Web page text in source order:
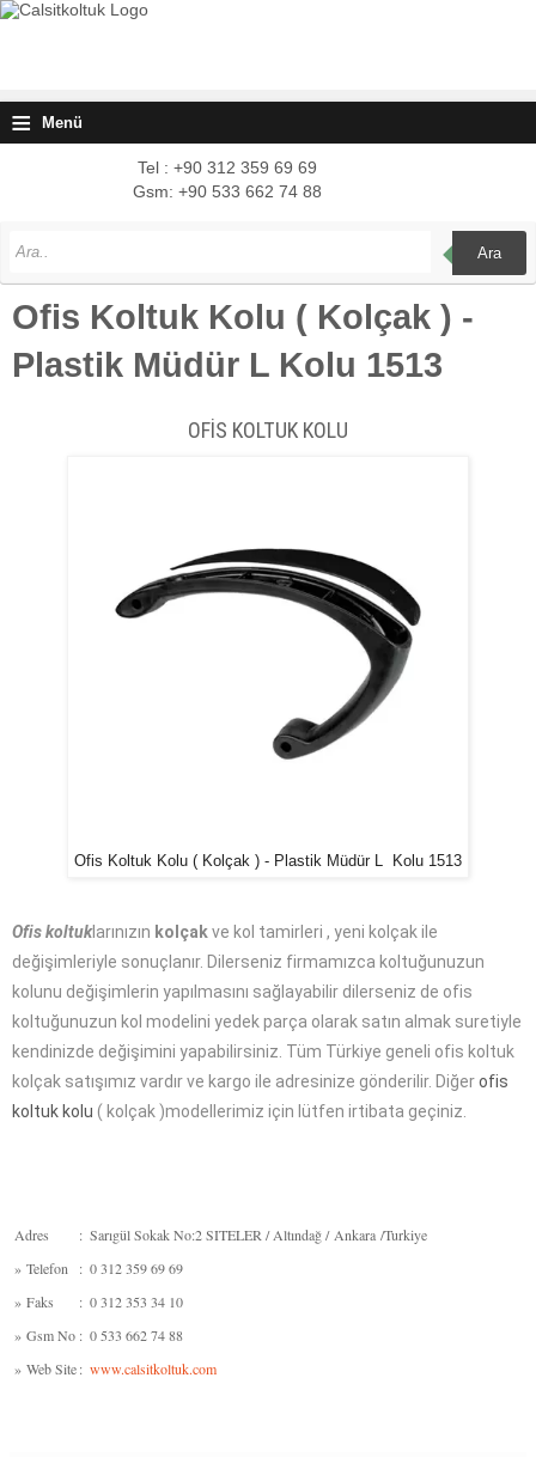
≡ Menü
Tel : +90 312 359 69 69
Gsm: +90 533 662 74 88
Ara
Ofis Koltuk Kolu ( Kolçak ) -
Plastik Müdür L Kolu 1513
OFİS KOLTUK KOLU
Ofis Koltuk Kolu ( Kolçak ) - Plastik Müdür L Kolu 1513
Ofis koltuklarınızın kolçakve kol tamirleri , yeni kolçak ile
değişimleriyle sonuçlanır. Dilerseniz firmamızca koltuğunuzun
kolunu değişimlerin yapılmasını sağlayabilir dilerseniz de ofis
koltuğunuzun kol modelini yedek parça olarak satın almak suretiyle
kendinizde değişimini yapabilirsiniz. Tüm Türkiye geneli ofis koltuk
kolçak satışımız vardır ve kargo ile adresinize gönderilir. Diğerofis
koltuk kolu ( kolçak )modellerimiz için lütfen irtibata geçiniz.
Adres : Sarıgül Sokak No:2 SITELER / Altındağ / Ankara /Turkiye
» Telefon : 0 312 359 69 69
» Faks : 0 312 353 34 10
» Gsm No : 0 533 662 74 88
» Web Site: www.calsitkoltuk.com